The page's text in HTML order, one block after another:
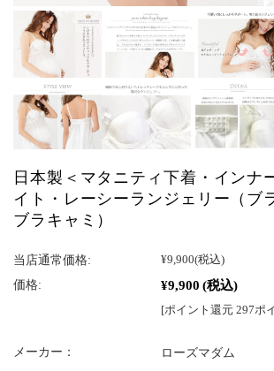
日本製＜マタニティ下着・インナ
イト・レーシーランジェリー（ブ
ブラキャミ）
当店通常価格: ¥9,900(税込)
価格: ¥9,900 (税込)
[ポイント還元 297ポ
メーカー：
ローズマダム